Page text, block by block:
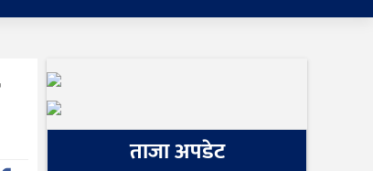
ताजा अपडेट